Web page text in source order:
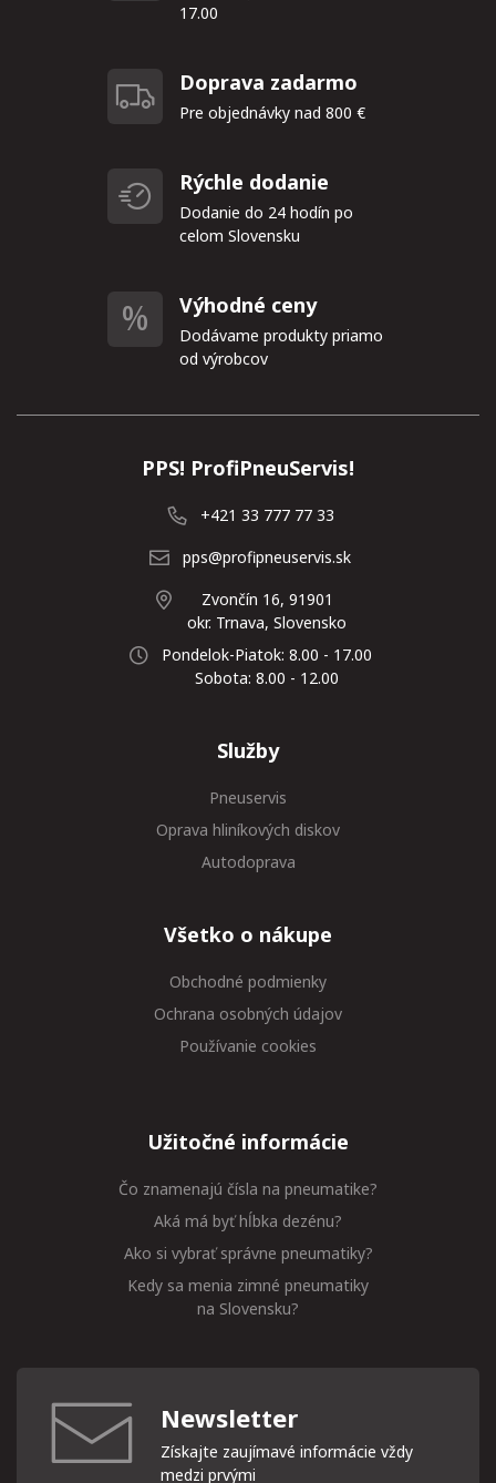
17.00
Doprava zadarmo
Pre objednávky nad 800 €
Rýchle dodanie
Dodanie do 24 hodín po
celom Slovensku
Výhodné ceny
Dodávame produkty priamo
od výrobcov
PPS! ProfiPneuServis!
+421 33 777 77 33
pps@profipneuservis.sk
Zvončín 16, 91901
okr. Trnava, Slovensko
Pondelok-Piatok: 8.00 - 17.00
Sobota: 8.00 - 12.00
Služby
Pneuservis
Oprava hliníkových diskov
Autodoprava
Všetko o nákupe
Obchodné podmienky
Ochrana osobných údajov
Používanie cookies
Užitočné informácie
Čo znamenajú čísla na pneumatike?
Aká má byť hĺbka dezénu?
Ako si vybrať správne pneumatiky?
Kedy sa menia zimné pneumatiky
na Slovensku?
Newsletter
Získajte zaujímavé informácie vždy
medzi prvými